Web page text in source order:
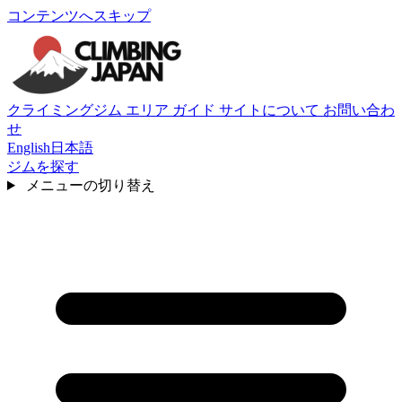
コンテンツへスキップ
クライミングジム エリア ガイド サイトについて お問い合わ
せ
English 日本語
ジムを探す
メニューの切り替え